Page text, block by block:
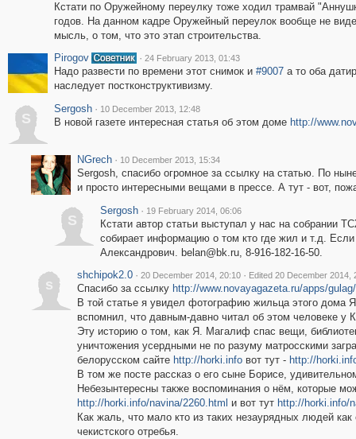
Кстати по Оружейному переулку тоже ходил трамвай
годов. На данном кадре Оружейный переулок вообще не
мысль, о том, что это этап строительства.
Pirogov
· 24 February 2013, 01:43
Надо развести по времени этот снимок и #9007а то оба
наследует постконструктивизму.
S
Sergosh · 10 December 2013, 12:48
В новой газете интересная статья об этом доме http://
NGrech · 10 December 2013, 15:34
Sergosh, спасибо огромное за ссылку на статью. По
и просто интересными вещами в прессе. А тут - вот,
S
Sergosh · 19 February 2014, 06:06
Кстати автор статьи выступал у нас на собрании
собирает информацию о том кто где жил и т.д.
Александрович. belan@bk.ru, 8-916-182-16-50.
s
shchipok2.0 · 20 December 2014, 20:10 · Edited 20 December 2014,
Спасибо за ссылку http://www.novayagazeta.ru/apps/
В той статье я увидел фотографию жильца этого дома
вспомнил, что давным-давно читал об этом человеке у
Эту историю о том, как Я. Магалиф спас вещи,
уничтожения усердными не по разуму матросскими
белорусском сайте http://horki.infoвот тут - http://
В том же посте рассказ о его сыне Борисе,
Небезынтересны также воспоминания о нём, которые
http://horki.info/navina/2260.html и вот тут http://horki.info/
Как жаль, что мало кто из таких незаурядных людей
чекистского отребья.